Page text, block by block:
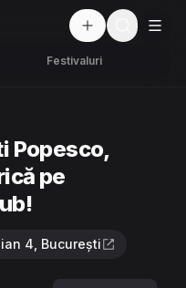
Festivaluri
Popesco,
pe
4, București